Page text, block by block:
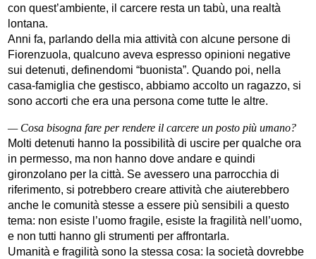
con quest’ambiente, il carcere resta un tabù, una realtà
lontana.
Anni fa, parlando della mia attività con alcune persone di
Fiorenzuola, qualcuno aveva espresso opinioni negative
sui detenuti, definendomi “buonista”. Quando poi, nella
casa-famiglia che gestisco, abbiamo accolto un ragazzo, si
sono accorti che era una persona come tutte le altre.
— Cosa bisogna fare per rendere il carcere un posto più umano?
Molti detenuti hanno la possibilità di uscire per qualche ora
in permesso, ma non hanno dove andare e quindi
gironzolano per la città. Se avessero una parrocchia di
riferimento, si potrebbero creare attività che aiuterebbero
anche le comunità stesse a essere più sensibili a questo
tema: non esiste l’uomo fragile, esiste la fragilità nell’uomo,
e non tutti hanno gli strumenti per affrontarla.
Umanità e fragilità sono la stessa cosa: la società dovrebbe